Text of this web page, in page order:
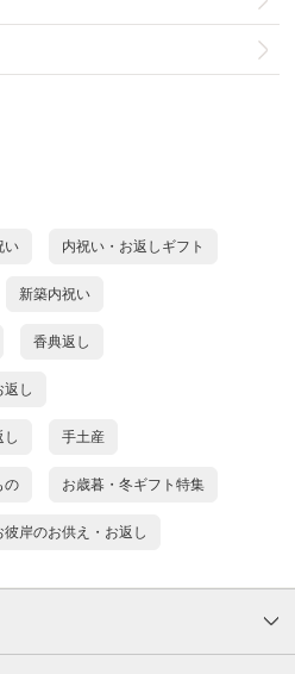
い 内祝い・お返しギフト
新築内祝い
香典返し
し
し 手土産
の お歳暮・冬ギフト特集
彼岸のお供え・お返し